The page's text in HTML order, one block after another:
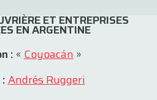
ET ENTREPRISES
EN ARGENTINE
: «Coyoacán»
:Andrés Ruggeri